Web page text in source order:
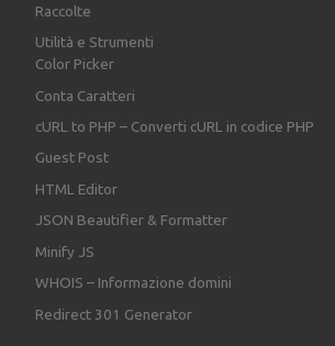
Raccolte
Utilità e Strumenti
Color Picker
Conta Caratteri
cURL to PHP – Converti cURL in codice PHP
Guest Post
HTML Editor
JSON Beautifier & Formatter
Minify JS
WHOIS – Informazione domini
Redirect 301 Generator